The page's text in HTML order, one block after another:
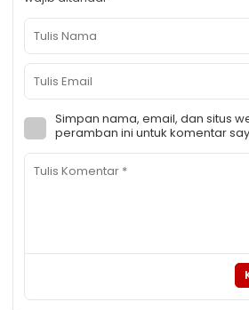
Simpan nama, email, dan situs
peramban ini untuk komentar